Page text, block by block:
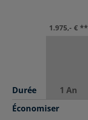
Durée
Économiser
1.975,- € **
1 An